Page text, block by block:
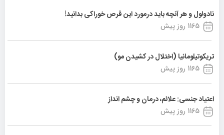
نادولول و هر آنچه باید درمورد این قرص خوراکی بدانید!
1165 روز پیش
تریکوتیلومانیا (اختلال در کشیدن مو)
1165 روز پیش
اعتیاد جنسی: علائم، درمان و چشم انداز
1165 روز پیش